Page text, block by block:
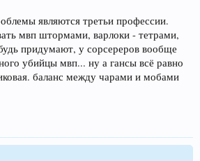
являются третьи профессии.
мвп штормами, варлоки - тетрами,
придумают, у сорсереров вообще
убийцы мвп... ну а гансы всё равно
баланс между чарами и мобами